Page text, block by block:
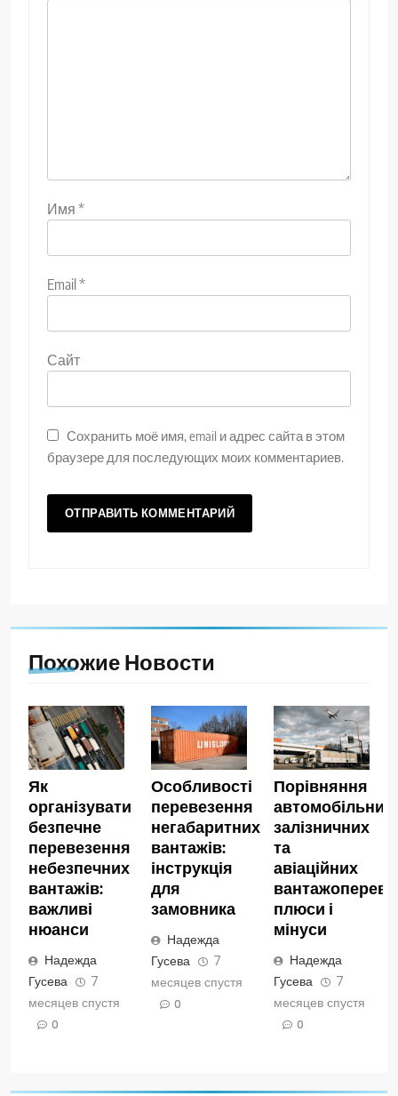
Имя *
Email *
Сайт
Сохранить моё имя, email и адрес сайта в этом
браузере для последующих моих комментариев.
Похожие Новости
Як
організувати
безпечне
перевезення
небезпечних
вантажів:
важливі
нюанси
Надежда
Гусева
7
месяцев спустя
0
Особливості
перевезення
негабаритних
вантажів:
інструкція
для
замовника
Надежда
Гусева
7
месяцев спустя
0
Порівняння
автомобільних,
залізничних
та
авіаційних
плюси і
мінуси
Надежда
Гусева
7
месяцев спустя
0